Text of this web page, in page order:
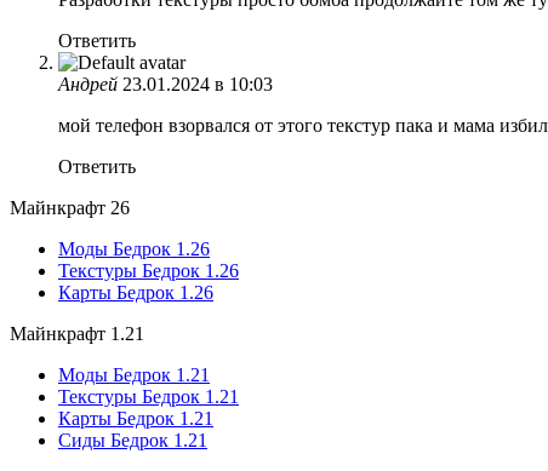
Ответить
Андрей 23.01.2024 в 10:03
мой телефон взорвался от этого текстур пака и мама
Ответить
Майнкрафт 26
Моды Бедрок 1.26
Текстуры Бедрок 1.26
Карты Бедрок 1.26
Майнкрафт 1.21
Моды Бедрок 1.21
Текстуры Бедрок 1.21
Карты Бедрок 1.21
Сиды Бедрок 1.21